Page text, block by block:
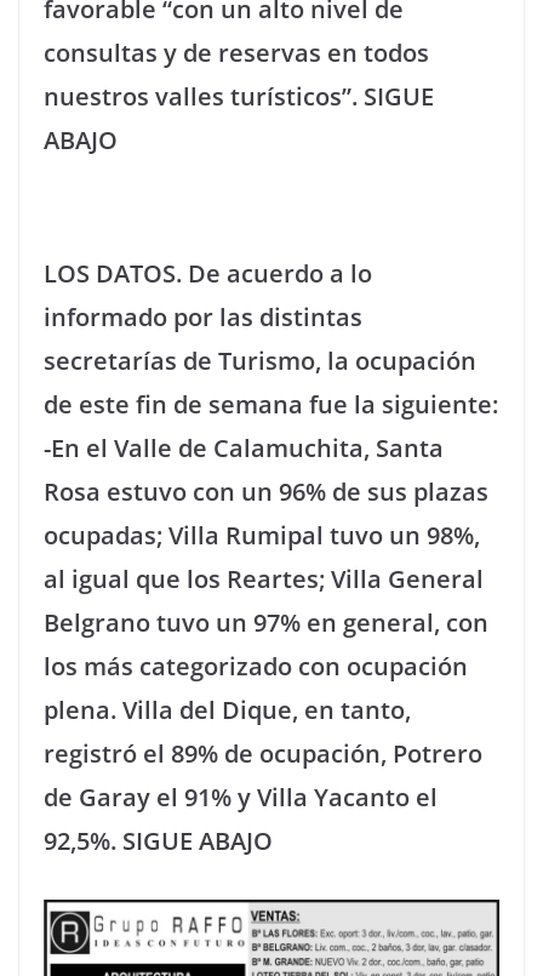
favorable “con un alto nivel de
consultas y de reservas en todos
nuestros valles turísticos”. SIGUE
ABAJO
LOS DATOS. De acuerdo a lo
informado por las distintas
secretarías de Turismo, la ocupación
de este fin de semana fue la siguiente:
-En el Valle de Calamuchita, Santa
Rosa estuvo con un 96% de sus plazas
ocupadas; Villa Rumipal tuvo un 98%,
al igual que los Reartes; Villa General
Belgrano tuvo un 97% en general, con
los más categorizado con ocupación
plena. Villa del Dique, en tanto,
registró el 89% de ocupación, Potrero
de Garay el 91% y Villa Yacanto el
92,5%. SIGUE ABAJO